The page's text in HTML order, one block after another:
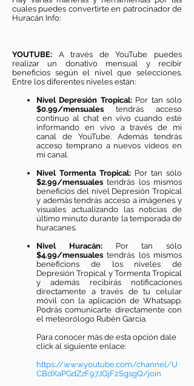
cuales puedes convertirte en patrocinador de
Huracán Info:
YOUTUBE: A través de YouTube puedes
realizar un donativo mensual y recibir
beneficios según el nivel que selecciones.
Entre los diferentes niveles están:
Nivel Depresión Tropical: Por tan sólo
$0.99/mensuales tendrás acceso
continuo al chat en vivo cuando esté
informando en vivo a través de mi
canal de YouTube. Además tendrás
acceso temprano a nuevos vídeos en
mi canal.​
Nivel Tormenta Tropical: Por tan sólo
$2.99/mensuales tendrás los mismos
beneficios del nivel Depresión Tropical
y además tendrás acceso a imágenes y
visuales actualizando las noticias de
último minuto durante la temporada de
huracanes.
Nivel Huracán: Por tan sólo
$4.99/mensuales tendrás los mismos
beneficions de los niveles de
Depresión Tropical y Tormenta Tropical
y además recibirás notificaciones
directamente a través de tu celular
móvil con la aplicación de Whatsapp.
Podrás comunicarte directamente con
el meteorólogo Rubén García.
Para conocer más de esta opción dale
click al siguiente enlace:
https://www.youtube.com/channel/U
CBdXaPGdZzF97JQjF2SgsgQ/join